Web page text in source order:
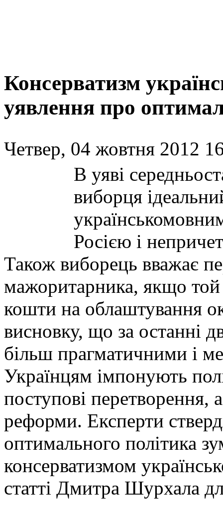
Консерватизм
уявлення про
Четвер, 04 жовтня 2012
В уяві
виборця
Росією і
Також виборець вважає
мажоритарника, якщо
кошти на облаштування
висновку, що за останні
більш прагматичними і
Українцям імпонують
поступові перетворення,
реформи. Експерти
оптимального політика
консерватизмом
статті Дмитра Шурхала